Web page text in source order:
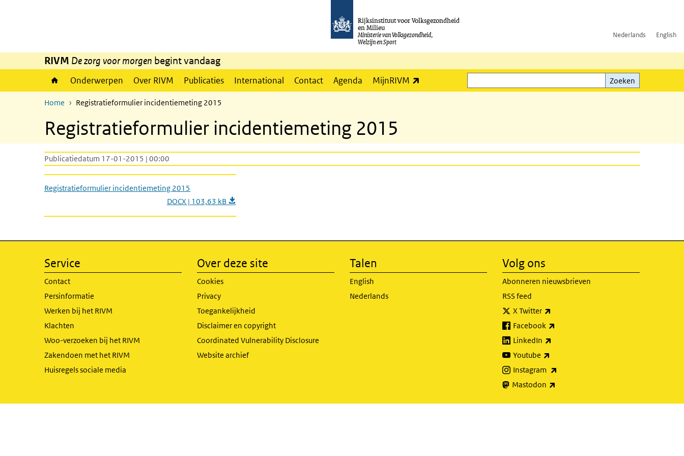
Rijksinstituut voor Volksgezondheid
en Milieu
Ministerie van Volksgezondheid,
Welzijn en Sport
Nederlands English
RIVM De zorg voor morgen begint vandaag
Onderwerpen Over RIVM Publicaties International Contact Agenda MijnRIVM
Zoeken
Zoeken
Home Registratieformulier incidentiemeting 2015
Registratieformulier incidentiemeting 2015
Publicatiedatum 17-01-2015 | 00:00
Registratieformulier incidentiemeting 2015
DOCX | 103,63 kB
Service
Contact
Persinformatie
Werken bij het RIVM
Klachten
Woo-verzoeken bij het RIVM
Zakendoen met het RIVM
Huisregels sociale media
Over deze site
Cookies
Privacy
Toegankelijkheid
Disclaimer en copyright
Coordinated Vulnerability Disclosure
Website archief
Talen
English
Nederlands
Volg ons
Abonneren nieuwsbrieven
RSS feed
X Twitter
Facebook
LinkedIn
Youtube
Instagram
Mastodon